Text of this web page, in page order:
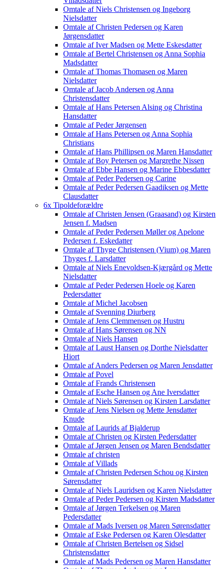
Omtale af Niels Christensen og Ingeborg
Nielsdatter
Omtale af Christen Pedersen og Karen
Jørgensdatter
Omtale af Iver Madsen og Mette Eskesdatter
Omtale af Bertel Christensen og Anna Sophia
Madsdatter
Omtale af Thomas Thomasen og Maren
Nielsdatter
Omtale af Jacob Andersen og Anna
Christensdatter
Omtale af Hans Petersen Alsing og Christina
Hansdatter
Omtale af Peder Jørgensen
Omtale af Hans Petersen og Anna Sophia
Christians
Omtale af Hans Phillipsen og Maren Hansdatter
Omtale af Boy Petersen og Margrethe Nissen
Omtale af Ebbe Hansen og Marine Ebbesdatter
Omtale af Peder Pedersen og Carine
Omtale af Peder Pedersen Gaadiksen og Mette
Clausdatter
6x Tipoldeforældre
Omtale af Christen Jensen (Graasand) og Kirsten
Jensen f. Madsen
Omtale af Peder Pedersen Møller og Apelone
Pedersen f. Eskedatter
Omtale af Thyge Christensen (Vium) og Maren
Thyges f. Larsdatter
Omtale af Niels Enevoldsen-Kjærgård og Mette
Nielsdatter
Omtale af Peder Pedersen Hoele og Karen
Pedersdatter
Omtale af Michel Jacobsen
Omtale af Svenning Diurberg
Omtale af Jens Clemmensen og Hustru
Omtale af Hans Sørensen og NN
Omtale af Niels Hansen
Omtale af Laust Hansen og Dorthe Nielsdatter
Hiort
Omtale af Anders Pedersen og Maren Jensdatter
Omtale af Povel
Omtale af Frands Christensen
Omtale af Esche Hansen og Ane Iversdatter
Omtale af Niels Sørensen og Kirsten Larsdatter
Omtale af Jens Nielsen og Mette Jensdatter
Knude
Omtale af Laurids af Bjalderup
Omtale af Christen og Kirsten Pedersdatter
Omtale af Jørgen Jensen og Maren Bendsdatter
Omtale af christen
Omtale af Villads
Omtale af Christen Pedersen Schou og Kirsten
Sørensdatter
Omtale af Niels Lauridsen og Karen Nielsdatter
Omtale af Peder Pedersen og Kirsten Madsdatter
Omtale af Jørgen Terkelsen og Maren
Pedersdatter
Omtale af Mads Iversen og Maren Sørensdatter
Omtale af Eske Pedersen og Karen Olesdatter
Omtale af Christen Bertelsen og Sidsel
Christensdatter
Omtale af Mads Pedersen og Maren Hansdatter